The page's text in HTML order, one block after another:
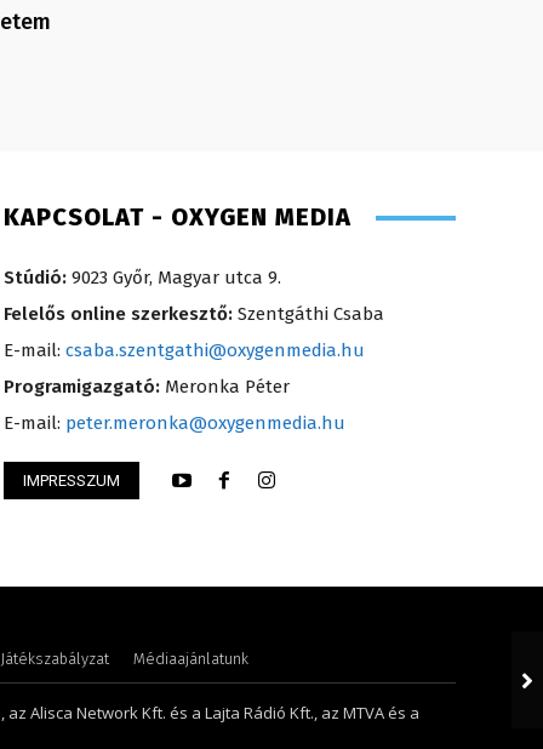
Péter – programigazgató – 2008
KAPCSOLAT - OXYGEN MEDIA
Stúdió: 9023 Győr, Magyar utca 9.
Felelős online szerkesztő: Szentgáthi Csaba
E-mail: csaba.szentgathi@oxygenmedia.hu
Programigazgató: Meronka Péter
E-mail: peter.meronka@oxygenmedia.hu
IMPRESSZUM
Játékszabályzat Médiaajánlatunk
Alisca Network Kft. és a Lajta Rádió Kft., az MTVA és a